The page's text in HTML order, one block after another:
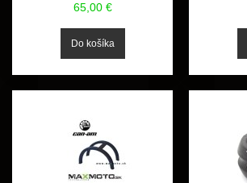
65,00 €